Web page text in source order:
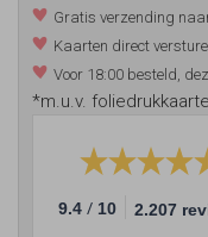
Gratis verzending
Kaarten direct
Voor 18:00 besteld,
*m.u.v.
9.4 / 10 2.207